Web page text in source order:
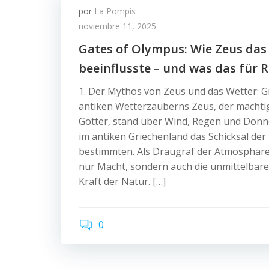
por La Pompis
noviembre 11, 2025
Gates of Olympus: Wie Zeus
beeinflusste – und was das für
1. Der Mythos von Zeus und das Wetter:
antiken Wetterzauberns Zeus, der
Götter, stand über Wind, Regen und
im antiken Griechenland das Schicksal
bestimmten. Als Draugraf der
nur Macht, sondern auch die
Kraft der Natur. […]
0